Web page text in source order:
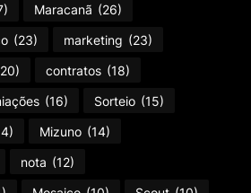
Maracanã (26)
(23) marketing (23)
contratos (18)
(16) Sorteio (15)
Mizuno (14)
nota (12)